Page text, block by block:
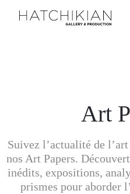
Visitez
notre
Art
Art
Suivez l’actualité de
nos Art Papers.
inédits, expositions,
prismes pour aborder